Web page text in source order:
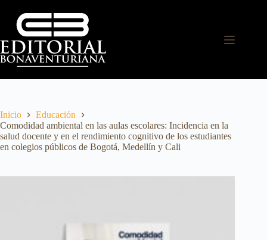
Inicio
Educación
Comodidad ambiental en las aulas escolares: Incidencia en la
salud docente y en el rendimiento cognitivo de los estudiantes
en colegios públicos de Bogotá, Medellín y Cali